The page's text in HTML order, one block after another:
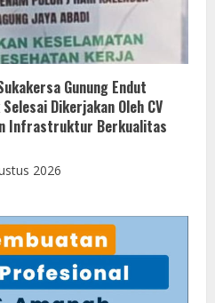
Gunung Endut
Dikerjakan Oleh CV
Infrastruktur Berkualitas
2026